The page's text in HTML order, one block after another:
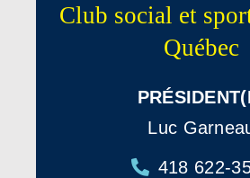
Club social et
Québec
Luc
418 622-